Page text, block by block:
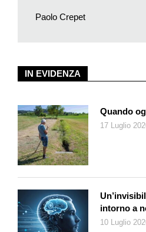
emotivo?
quando ci ricordiamo la via per
Perdendo la memoria, si perde
la capacità di concentrazione,
o tre ore di seguito a un computer
Il telefono squilla ogni due per tre,
dalla mail. La formazione diventa
anche da un punto di vista
nostri occhi. A questo punto non
governerà il mondo, che non si
IN EVIDENZA
Quando
17 Luglio
intorno a
10 Luglio
Paolo Crepet